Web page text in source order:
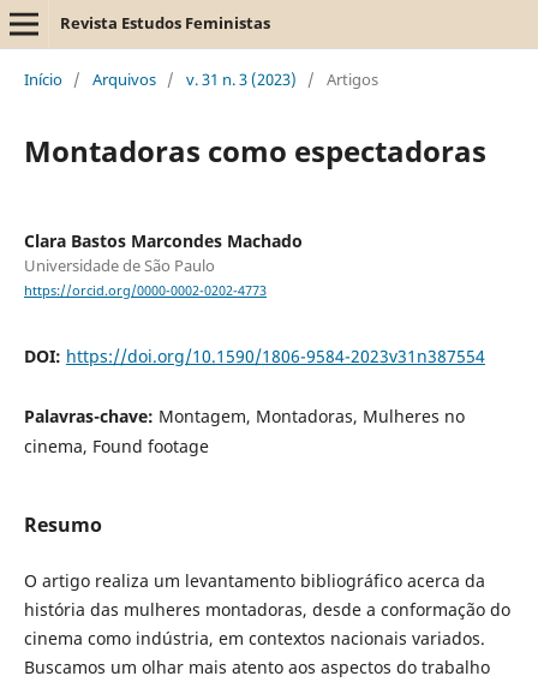
Revista Estudos Feministas
Início / Arquivos / v. 31 n. 3 (2023) / Artigos
Montadoras como espectadoras
Clara Bastos Marcondes Machado
Universidade de São Paulo
https://orcid.org/0000-0002-0202-4773
DOI: https://doi.org/10.1590/1806-9584-2023v31n387554
Palavras-chave: Montagem, Montadoras, Mulheres no
cinema, Found footage
Resumo
O artigo realiza um levantamento bibliográfico acerca da
história das mulheres montadoras, desde a conformação do
cinema como indústria, em contextos nacionais variados.
Buscamos um olhar mais atento aos aspectos do trabalho